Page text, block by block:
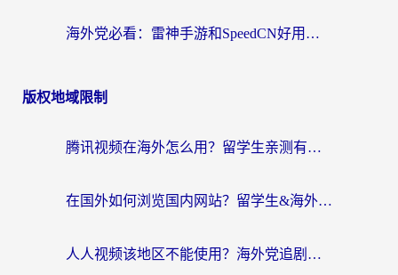
海外党必看：雷神手游和SpeedCN好用吗？3招选对回国加速器无缝刷国内资源
版权地域限制
腾讯视频在海外怎么用？留学生亲测有效的回国加速器攻略
在国外如何浏览国内网站？留学生&海外华人的无缝访问指南
人人视频该地区不能使用？海外党追剧看片的终极解决方案来了